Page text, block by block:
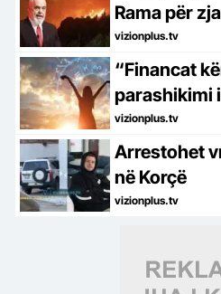
Rama për
Bilanci
tragjik, siç
tjera të
vizionplus.tv
“Financat
parashikimi
shenjë
vizionplus.tv
Arrestohet
në Korçë
vizionplus.tv